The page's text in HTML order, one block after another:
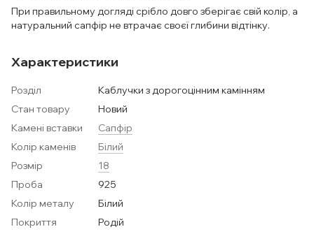
При правильному догляді срібло довго зберігає свій колір, а
натуральний сапфір не втрачає своєї глибини відтінку.
Характеристики
Розділ
Каблучки з дорогоцінним камінням
Стан товару
Новий
Камені вставки
Сапфір
Колір каменів
Білий
Розмір
18
Проба
925
Колір металу
Білий
Покриття
Родій